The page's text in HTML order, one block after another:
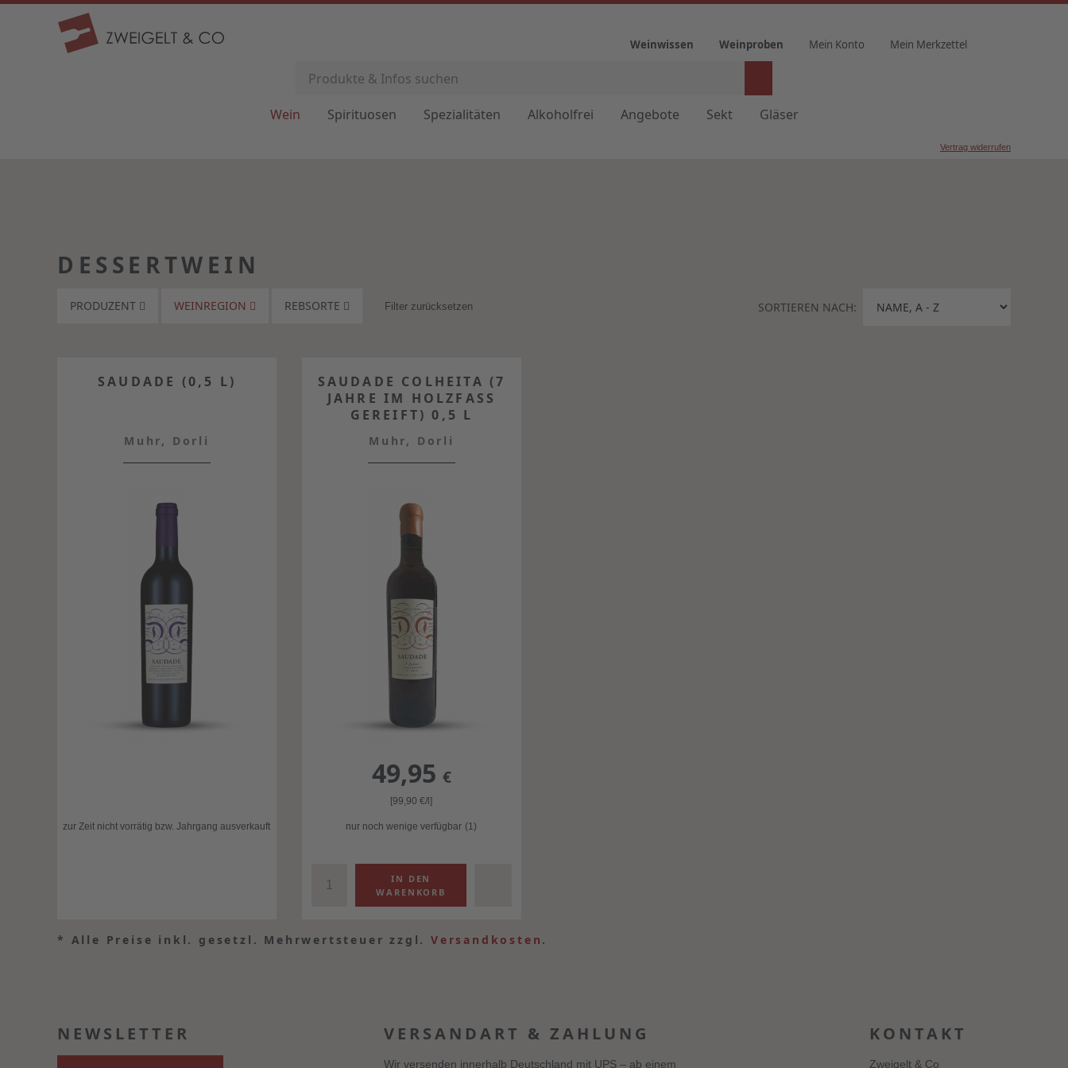
Weinwissen Weinproben Mein Konto Mein Merkzettel
Wein Spirituosen Spezialitäten Alkoholfrei Angebote Sekt Gläser
Vertrag widerrufen
DESSERTWEIN
PRODUZENT WEINREGION REBSORTE Filter zurücksetzen SORTIEREN NACH:
SAUDADE (0,5 L)
Muhr, Dorli
zur Zeit nicht vorrätig bzw. Jahrgang ausverkauft
SAUDADE COLHEITA (7
JAHRE IM HOLZFASS
GEREIFT) 0,5 L
Muhr, Dorli
49,95 €
[99,90€/l]
nur noch wenige verfügbar (1)
* Alle Preise inkl. gesetzl. Mehrwertsteuer zzgl.Versandkosten .
NEWSLETTER VERSANDART & ZAHLUNG
Wir versenden innerhalb Deutschland mit UPS – ab einem
KONTAKT
Zweigelt & Co